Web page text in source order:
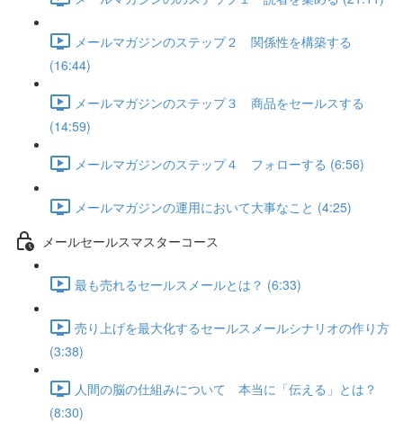
メールマガジンのステップ２ 関係性を構築する
(16:44)
メールマガジンのステップ３ 商品をセールスする
(14:59)
メールマガジンのステップ４ フォローする (6:56)
メールマガジンの運用において大事なこと (4:25)
メールセールスマスターコース
最も売れるセールスメールとは？ (6:33)
売り上げを最大化するセールスメールシナリオの作り方
(3:38)
人間の脳の仕組みについて 本当に「伝える」とは？
(8:30)